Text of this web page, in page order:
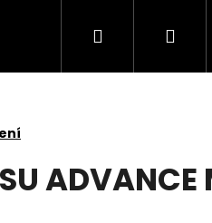
Hledat
ADVANCE